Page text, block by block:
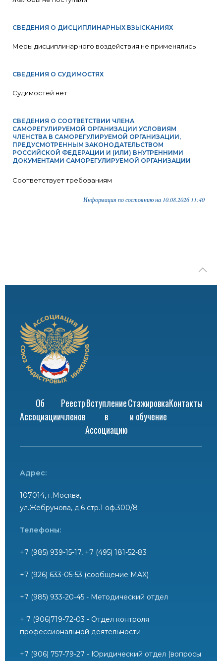
СВЕДЕНИЯ О ДИСЦИПЛИНАРНЫХ ВЗЫСКАНИЯХ
Меры дисциплинарного воздействия не применялись
СВЕДЕНИЯ О СУДИМОСТЯХ
Судимостей нет
СВЕДЕНИЯ О СООТВЕТСТВИИ ЧЛЕНА
САМОРЕГУЛИРУЕМОЙ ОРГАНИЗАЦИИ УСЛОВИЯМ
ЧЛЕНСТВА В САМОРЕГУЛИРУЕМОЙ ОРГАНИЗАЦИИ,
ПРЕДУСМОТРЕННЫМ ЗАКОНОДАТЕЛЬСТВОМ
РОССИЙСКОЙ ФЕДЕРАЦИИ И (ИЛИ) ВНУТРЕННИМИ
ДОКУМЕНТАМИ САМОРЕГУЛИРУЕМОЙ ОРГАНИЗАЦИИ
Соответствует требованиям
Информация по состоянию на 10.08.2026 11:40
Об
Ассоциации
Реестр
членов
Вступление
в
Ассоциацию
Стажировка
и обучение
Контакты
Адрес:
107014, г.Москва,
ул.Жебрунова, д.6 стр.1 оф.300/8
Телефоны:
+7 (985) 939-15-17, +7 (495) 181-52-83
+7 (926) 633-05-53 (сообщение MAX)
+7 (985) 933-20-45 - Методический отдел
+ 7 (906)719-72-03 - Отдел контроля
профессиональной деятельности
+7 (906) 757-79-27 - Юридический отдел (вопросы